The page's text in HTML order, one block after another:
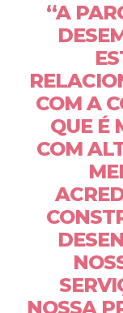
“A
COM A
QUE É
COM
NOSSA